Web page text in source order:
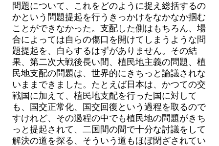
問題について、これをどのように捉え総括するの
かという問題提起を行うきっかけをなかなか掴む
ことができなかった。支配した側はもちろん、場
合によっては自らの傷口を開けてしまうような問
題提起を、自らするはずがありません。その結
果、第二次大戦後長い間、植民地主義の問題、植
民地支配の問題は、世界的にきちっと論議されな
いままできました。たとえば日本は、かつての交
戦国に加えて、植民地支配を行った国に対して
も、国交正常化、国交回復という過程を取るので
すけれど、その過程の中でも植民地の問題がきち
っと提起されて、二国間の間で十分な討議をして
解決の道を探る、そういう道もほぼ閉ざされてい